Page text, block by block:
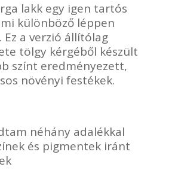
lakk egy igen tartós
különböző léppen
a verzió állítólag
tölgy kérgéből készült
színt eredményezett,
növényi festékek.
néhány adalékkal
és pigmentek iránt